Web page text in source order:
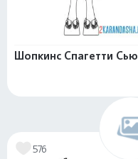
Шопкинс Спагетти Сью
576